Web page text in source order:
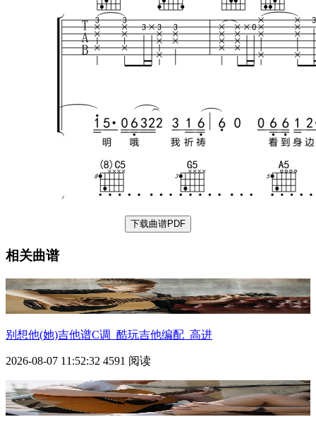
下载曲谱PDF
相关曲谱
别想他(她)吉他谱C调_酷玩吉他编配_高进
2026-08-07 11:52:32 4591 阅读